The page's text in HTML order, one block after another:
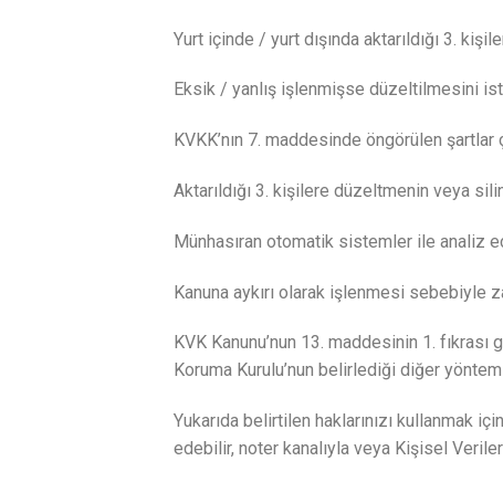
Yurt içinde / yurt dışında aktarıldığı 3.
Eksik / yanlış işlenmişse düzeltilmesini
KVKK’nın 7. maddesinde öngörülen
Aktarıldığı 3. kişilere düzeltmenin veya
Münhasıran otomatik sistemler ile analiz
Kanuna aykırı olarak işlenmesi sebebiyle
KVK Kanunu’nun 13. maddesinin 1.
Koruma Kurulu’nun belirlediği diğer
Yukarıda belirtilen haklarınızı
edebilir, noter kanalıyla veya Kişisel